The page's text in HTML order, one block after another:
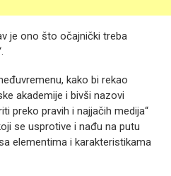
je ono što očajnički treba
kako bi rekao
akademije i bivši nazovi
preko pravih i najjačih medija“
se usprotive i nađu na putu
elementima i karakteristikama